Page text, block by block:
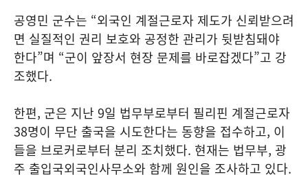
공영민 군수는 “외국인 계절근로자 제도가 신뢰받으려
면 실질적인 권리 보호와 공정한 관리가 뒷받침돼야
한다”며 “군이 앞장서 현장 문제를 바로잡겠다”고 강
조했다.
한편, 군은 지난 9일 법무부로부터 필리핀 계절근로자
38명이 무단 출국을 시도한다는 동향을 접수하고, 이
들을 브로커로부터 분리 조치했다. 현재는 법무부, 광
주 출입국외국인사무소와 함께 원인을 조사하고 있다.